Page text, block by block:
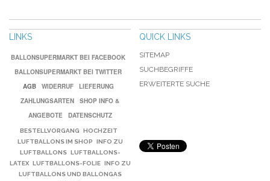
LINKS
BALLONSUPERMARKT BEI FACEBOOK
BALLONSUPERMARKT BEI TWITTER
AGB
WIDERRUF
LIEFERUNG
ZAHLUNGSARTEN
SHOP INFO &
ANGEBOTE
DATENSCHUTZ
BESTELLVORGANG
HOCHZEIT
LUFTBALLONS IM SHOP
INFO ZU
LUFTBALLONS
LUFTBALLONS-
LATEX
LUFTBALLONS-FOLIE
INFO ZU
LUFTBALLONS UND BALLONGAS
QUICK LINKS
SITEMAP
SUCHBEGRIFFE
ERWEITERTE SUCHE